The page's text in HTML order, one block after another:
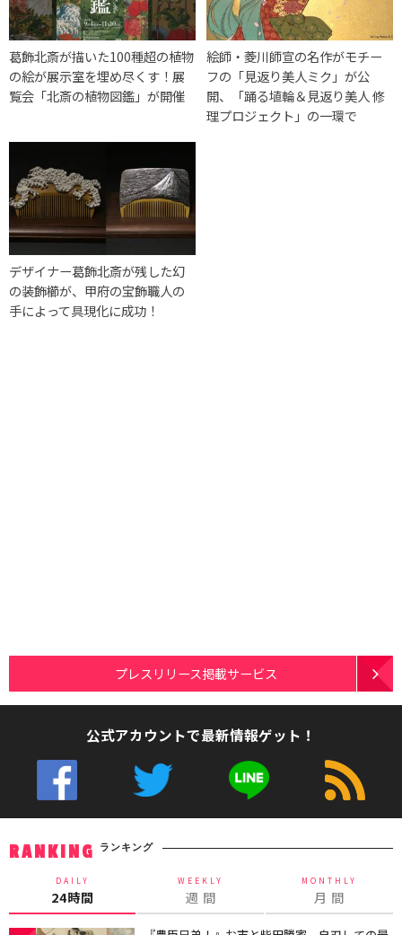
葛飾北斎が描いた100種超の植物
の絵が展示室を埋め尽くす！展
覧会「北斎の植物図鑑」が開催
絵師・菱川師宣の名作がモチー
フの「見返り美人ミク」が公
開、「踊る埴輪＆見返り美人 修
理プロジェクト」の一環で
デザイナー葛飾北斎が残した幻
の装飾櫛が、甲府の宝飾職人の
手によって具現化に成功！
プレスリリース掲載サービス
公式アカウントで最新情報ゲット！
RANKING ランキング
DAILY
24時間
WEEKLY
週 間
MONTHLY
月 間